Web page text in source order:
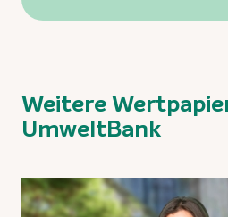
Weitere
UmweltBank